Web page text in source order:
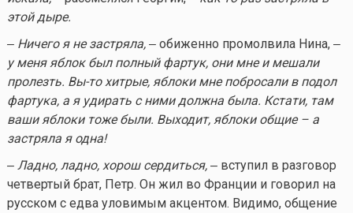
этой дыре.
‒ Ничего я не застряла,‒ обиженно промолвила Нина, ‒
у меня яблок был полный фартук, они мне и мешали
пролезть. Вы-тохитрые, яблоки мне побросали в подол
фартука, а я удирать с ними должна была. Кстати, там
ваши яблоки тоже были. Выходит, яблоки общие – а
застряла я одна!
‒ Ладно, ладно, хорош сердиться,‒ вступил в разговор
четвертый брат, Петр. Он жил во Франции и говорил на
русском с едва уловимым акцентом. Видимо, общение